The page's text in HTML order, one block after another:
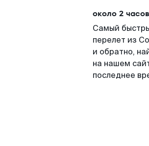
около 2 часов
Самый
перелет из
и обратно,
на нашем
последнее